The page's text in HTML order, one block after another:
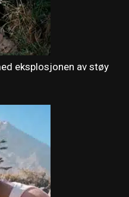
eksplosjonen av støy